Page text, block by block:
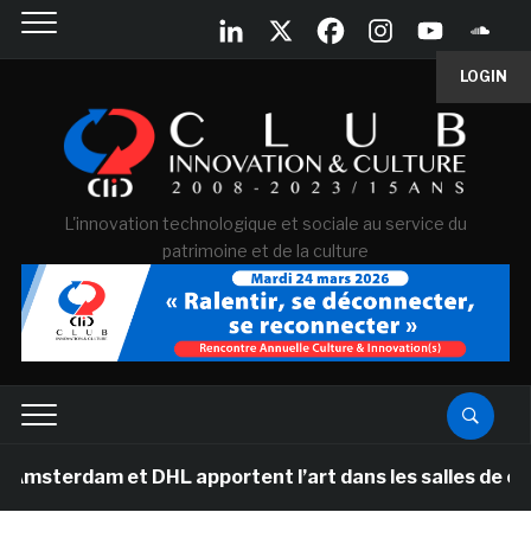
LOGIN
L'innovation technologique et sociale au service du
patrimoine et de la culture
et DHL apportent l’art dans les salles de classe des